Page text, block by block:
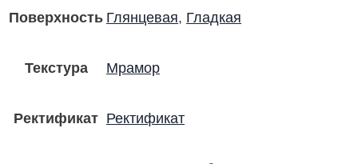
Поверхность Глянцевая, Гладкая
Текстура Мрамор
Ректификат Ректификат